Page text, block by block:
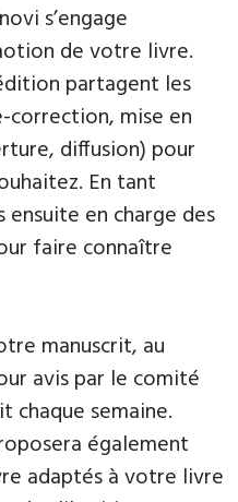
s’engage
de votre livre.
partagent les
correction, mise en
diffusion) pour
En tant
ensuite en charge des
faire connaître
manuscrit, au
avis par le comité
chaque semaine.
également
adaptés à votre livre